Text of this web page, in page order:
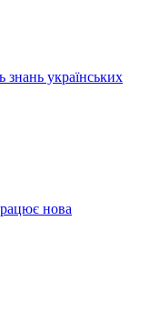
знань українських
нова